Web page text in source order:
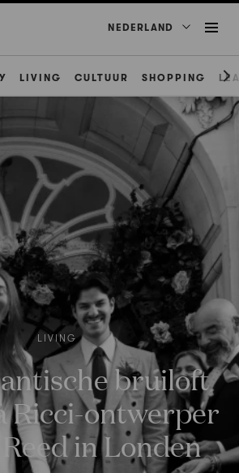
NEDERLAND
LIVING CULTUUR SHOPPING
LIVING
bruiloft
Ricci-ontwerper
in Londen